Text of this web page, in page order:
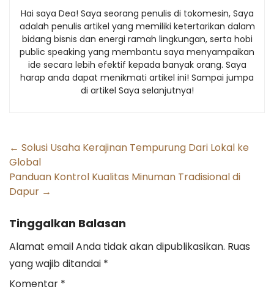
Hai saya Dea! Saya seorang penulis di tokomesin, Saya
adalah penulis artikel yang memiliki ketertarikan dalam
bidang bisnis dan energi ramah lingkungan, serta hobi
public speaking yang membantu saya menyampaikan
ide secara lebih efektif kepada banyak orang. Saya
harap anda dapat menikmati artikel ini! Sampai jumpa
di artikel Saya selanjutnya!
Post
navigation
← Solusi Usaha Kerajinan Tempurung Dari Lokal ke
Global
Panduan Kontrol Kualitas Minuman Tradisional di
Dapur →
Tinggalkan Balasan
Alamat email Anda tidak akan dipublikasikan. Ruas
yang wajib ditandai *
Komentar *